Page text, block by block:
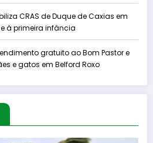
CRAS de Duque de Caxias em
à primeira infância
gratuito ao Bom Pastor e
e gatos em Belford Roxo